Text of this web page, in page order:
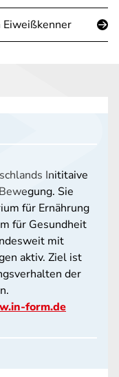
Eiweißkenner
Inititaive
Sie
für Ernährung
für Gesundheit
mit
aktiv. Ziel ist
der
form.de